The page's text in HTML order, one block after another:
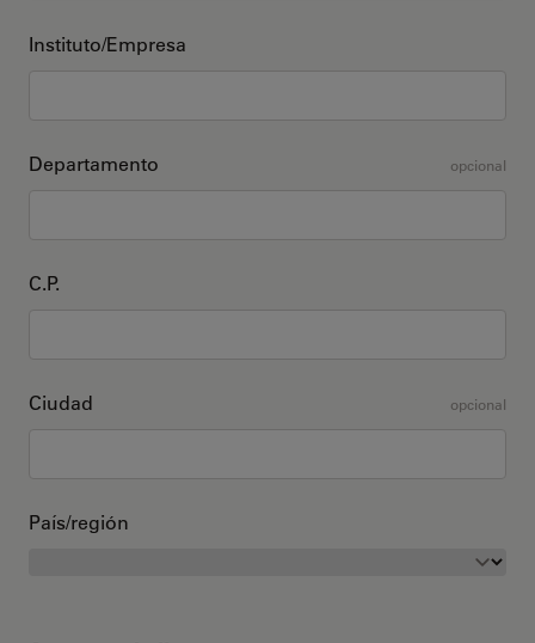
Instituto/Empresa
Departamento opcional
C.P.
Ciudad opcional
País/región